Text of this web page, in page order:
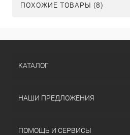
ПОХОЖИЕ ТОВАРЫ (8)
КАТАЛОГ
НАШИ ПРЕДЛОЖЕНИЯ
ПОМОЩЬ И СЕРВИСЫ